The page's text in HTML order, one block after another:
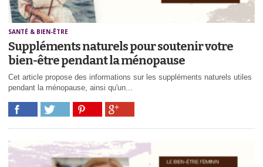
SANTÉ & BIEN-ÊTRE
Suppléments naturels pour soutenir votre
bien-être pendant la ménopause
Cet article propose des informations sur les suppléments naturels utiles
pendant la ménopause, ainsi qu'un...